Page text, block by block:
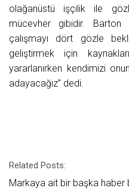
olağanüstü işçilik ile
mücevher gibidir. Barton
çalışmayı dört gözle
geliştirmek için
yararlanırken kendimizi
adayacağız” dedi.
Related Posts:
Markaya ait bir başka haber